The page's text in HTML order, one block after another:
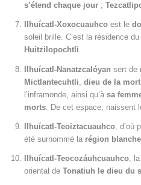
s’étend chaque jour ;
Ilhuícatl-Xoxocuauhco est le
soleil brille. C’est la résidence du
Huitzilopochtli.
Ilhuícatl-Nanatzcalóyan sert de
Mictlantecuhtli dieu de la mort
l’inframonde, ainsi qu’à sa
morts . De cet espace, naissent
Ilhuícatl-Teoiztacuauhco , d’où
été surnommé la région blanche
Ilhuícatl-Teocozáuhcuauhco, la
oriental de Tonatiuh le dieu du